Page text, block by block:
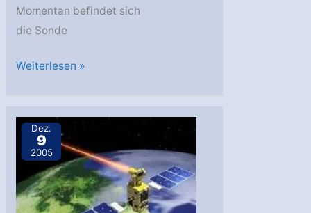
Momentan befindet sich
die Sonde
Hayabusa
Weiterlesen »
Dez.
9
2005